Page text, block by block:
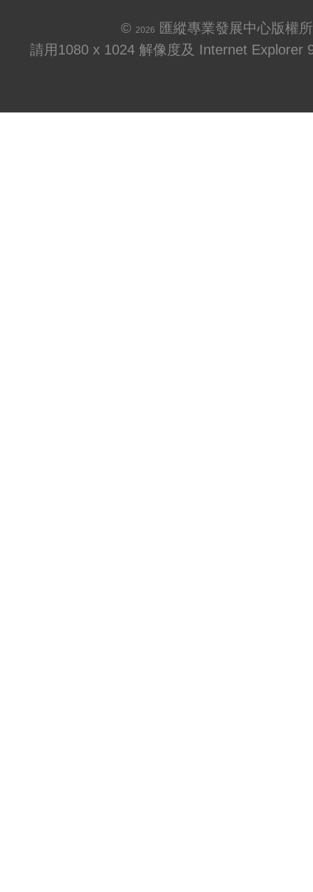
© 2026
匯縱專業發展中心版權
請用1080 x 1024 解像度及 Internet Explorer